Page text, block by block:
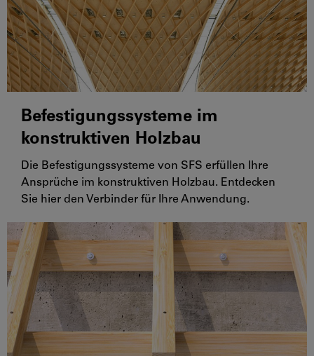
Befestigungssysteme im
konstruktiven Holzbau
Die Befestigungssysteme von SFS erfüllen Ihre
Ansprüche im konstruktiven Holzbau. Entdecken
Sie hier den Verbinder für Ihre Anwendung.